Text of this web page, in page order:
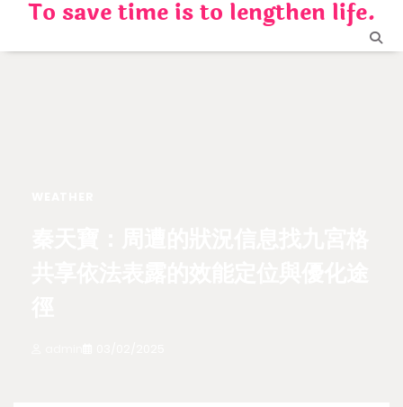
content
To save time is to lengthen life.